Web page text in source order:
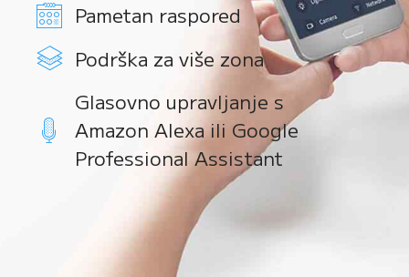
Pametan raspored
Podrška za više zona
Glasovno upravljanje s
Amazon Alexa ili Google
Professional Assistant